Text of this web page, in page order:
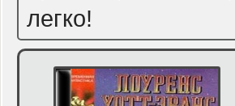
легко!